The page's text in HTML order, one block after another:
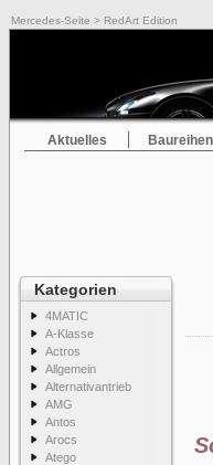
Mercedes-Seite > RedArt Edition
Aktuelles Baureihen
Kategorien
4MATIC
A-Klasse
Actros
Allgemein
Alternativantrieb
AMG
Antos
Arocs
Atego